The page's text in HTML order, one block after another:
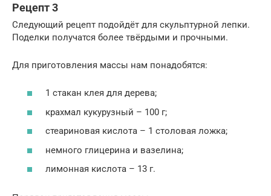
Рецепт 3
Следующий рецепт подойдёт для скульптурной лепки.
Поделки получатся более твёрдыми и прочными.
Для приготовления массы нам понадобятся:
1 стакан клея для дерева;
крахмал кукурузный – 100 г;
стеариновая кислота – 1 столовая ложка;
немного глицерина и вазелина;
лимонная кислота – 13 г.